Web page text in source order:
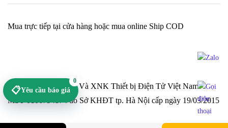
Cty TNHH Sản Xuất Và XNK Thiết bị Điện Tử Việt Nam -
MST 0106794874 do Sở KHĐT tp. Hà Nội cấp ngày 19/03/2015
Mua trực tiếp tại cửa hàng hoặc mua online Ship COD
📋Yêu cầu báo giá
0